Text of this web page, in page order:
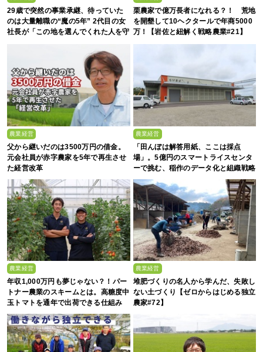
29歳で突然の事業承継、待っていた
のは大量離職の“魔の5年” 2代目の女
社長が「この地を選んでくれた人を守
栗農家で億万長者になれる？！ 荒地
を開墾して10ヘクタールで年商5000
万！【岩佐と紐解く戦略農業#21】
農業経営
父から継いだのは3500万円の借金。
元会社員が赤字農家を5年で再生させ
た経営改革
農業経営
「田んぼは解答用紙、ここは採点
場」。5億円のスマートライスセンタ
ーで挑む、稲作のデータ化と組織戦略
農業経営
年収1,000万円も夢じゃない？！パー
トナー農業のスキームとは。高糖度中
玉トマトを通年で出荷できる仕組み
農業経営
堆肥づくりの名人から学んだ、失敗し
ない土づくり【ゼロからはじめる独立
農家#72】